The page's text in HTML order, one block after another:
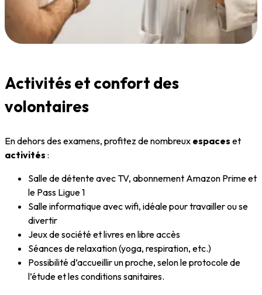
Activités et confort des
volontaires
En dehors des examens, profitez de nombreux espaces et
activités :
Salle de détente avec TV, abonnement Amazon Prime et
le Pass Ligue 1
Salle informatique avec wifi, idéale pour travailler ou se
divertir
Jeux de société et livres en libre accès
Séances de relaxation (yoga, respiration, etc.)
Possibilité d’accueillir un proche, selon le protocole de
l’étude et les conditions sanitaires.